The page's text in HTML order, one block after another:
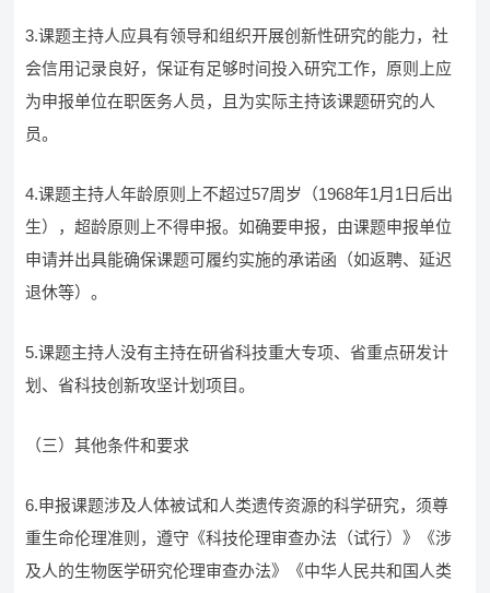
3.课题主持人应具有领导和组织开展创新性研究的能力，社
会信用记录良好，保证有足够时间投入研究工作，原则上应
为申报单位在职医务人员，且为实际主持该课题研究的人
员。
4.课题主持人年龄原则上不超过57周岁（1968年1月1日后出
生），超龄原则上不得申报。如确要申报，由课题申报单位
申请并出具能确保课题可履约实施的承诺函（如返聘、延迟
退休等）。
5.课题主持人没有主持在研省科技重大专项、省重点研发计
划、省科技创新攻坚计划项目。
（三）其他条件和要求
6.申报课题涉及人体被试和人类遗传资源的科学研究，须尊
重生命伦理准则，遵守《科技伦理审查办法（试行）》《涉
及人的生物医学研究伦理审查办法》《中华人民共和国人类